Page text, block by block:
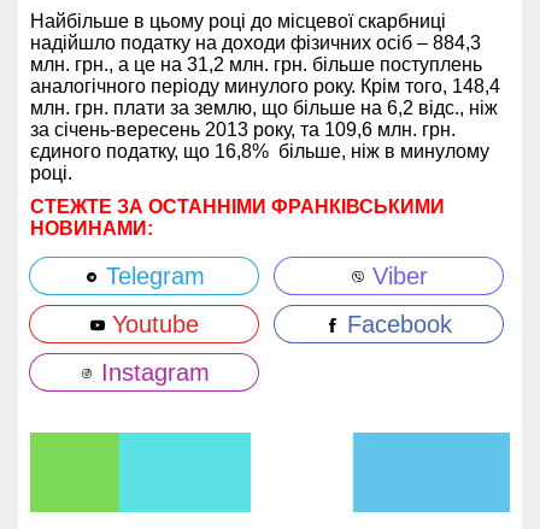
Найбільше в цьому році до місцевої скарбниці
надійшло податку на доходи фізичних осіб – 884,3
млн. грн., а це на 31,2 млн. грн. більше поступлень
аналогічного періоду минулого року. Крім того, 148,4
млн. грн. плати за землю, що більше на 6,2 відс., ніж
за січень-вересень 2013 року, та 109,6 млн. грн.
єдиного податку, що 16,8% більше, ніж в минулому
році.
СТЕЖТЕ ЗА ОСТАННІМИ ФРАНКІВСЬКИМИ
НОВИНАМИ:
Telegram
Viber
Youtube
Facebook
Instagram